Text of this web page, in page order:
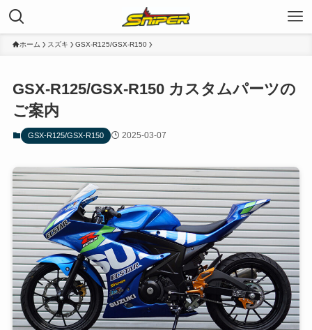
ホーム スズキ GSX-R125/GSX-R150
GSX-R125/GSX-R150 カスタムパーツの
ご案内
GSX-R125/GSX-R150 2025-03-07